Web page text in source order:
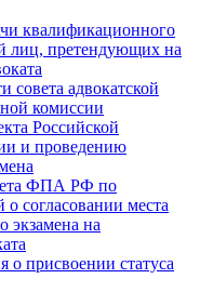
квалификационного
лиц, претендующих на
совета адвокатской
комиссии
Российской
и проведению
ФПА РФ по
согласовании места
экзамена на
о присвоении статуса